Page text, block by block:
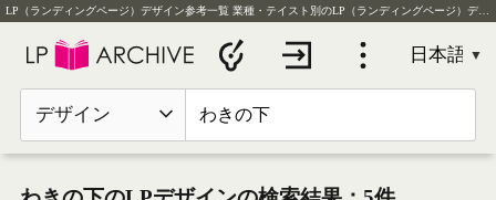
LP（ランディングページ）デザイン参考一覧 業種・テイスト別のLP（ランディングページ）デザイン実例を毎日更新
デザイン